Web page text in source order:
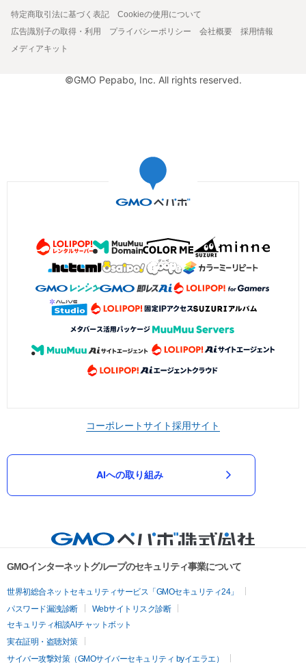
特定商取引法に基づく表記
Cookieの使用について
広告識別子の取得・利用
プライバシーポリシー 会社概要
採用情報
メディアキット
©GMO Pepabo, Inc. All rights reserved.
コーポレートサイト採用サイト
AIへの取り組み
GMOインターネットグループのセキュリティ事業について
世界初総合ネットセキュリティサービス「GMOセキュリティ24」
パスワード漏洩診断
Webサイトリスク診断
セキュリティ相談AIチャットボット
実在証明・盗聴対策
サイバー攻撃対策（GMOサイバーセキュリティ byイエラエ）